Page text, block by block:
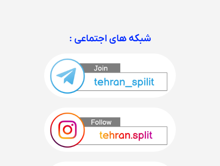
شبکه های اجتماعی :